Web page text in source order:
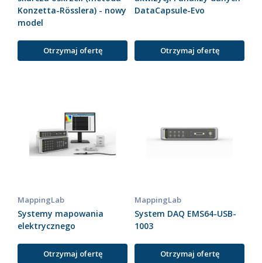
Konzetta-Rösslera) - nowy
model
Otrzymaj ofertę
DataCapsule-Evo
Otrzymaj ofertę
MappingLab
Systemy mapowania
elektrycznego
Otrzymaj ofertę
MappingLab
System DAQ EMS64-USB-
1003
Otrzymaj ofertę